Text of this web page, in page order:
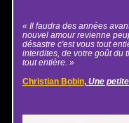
« Il faudra des années
nouvel amour revienne
désastre c'est vous tout
interdites, de votre goût du
tout entière. »
Christian Bobin, Une